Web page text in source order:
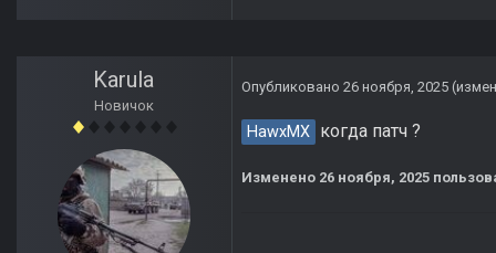
Karula
Новичок
Опубликовано 26 ноября, 2025
HawxMX когда патч ?
Изменено 26 ноября, 2025